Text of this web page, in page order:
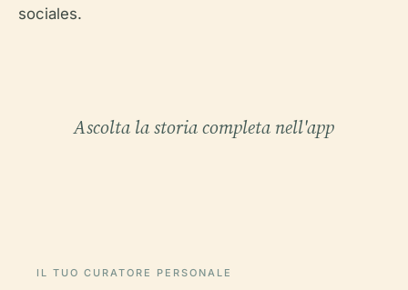
sociales.
Ascolta la storia completa nell'app
IL TUO CURATORE PERSONALE